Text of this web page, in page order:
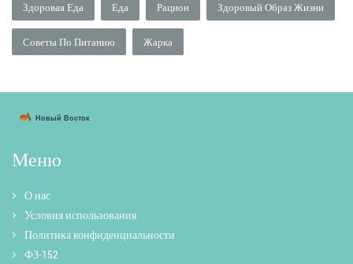
Здоровая Еда Еда Рацион Здоровый Образ Жизни
Советы По Питанию Жарка
Меню
О нас
Условия использования
Политика конфиденциальности
ФЗ-152